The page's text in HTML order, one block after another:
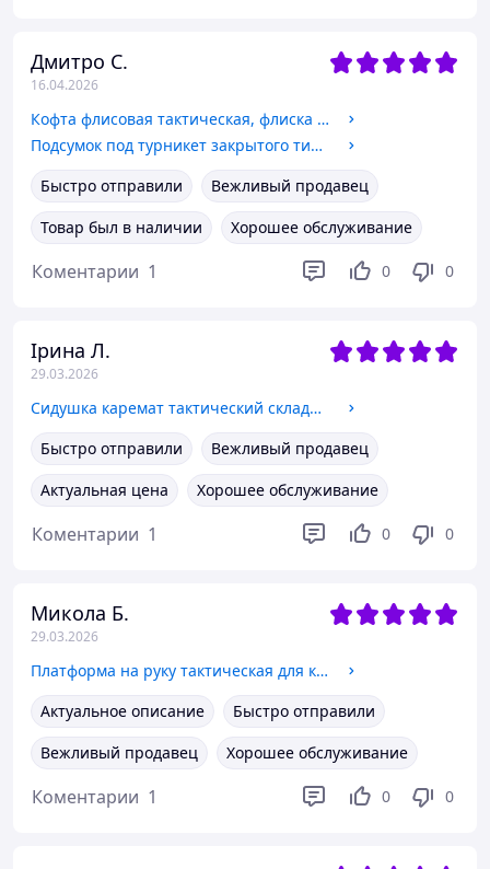
Дмитро С.
16.04.2026
Кофта флисовая тактическая, флиска мужская на молнии Хаки mod.4 Соты, Размер S (48)
Подсумок под турникет закрытого типа Кордура Пиксель, тактический чехол для турникета MW
Быстро отправили
Вежливый продавец
Товар был в наличии
Хорошее обслуживание
Коментарии 1 0 0
Ірина Л.
29.03.2026
Сидушка каремат тактический складной 3 секции, коврик для сидения военный, пятиточка поджопник Мультикам
Быстро отправили
Вежливый продавец
Актуальная цена
Хорошее обслуживание
Коментарии 1 0 0
Микола Б.
29.03.2026
Платформа на руку тактическая для крепления подсумков, с системой молли molle Мультикам
Актуальное описание
Быстро отправили
Вежливый продавец
Хорошее обслуживание
Коментарии 1 0 0